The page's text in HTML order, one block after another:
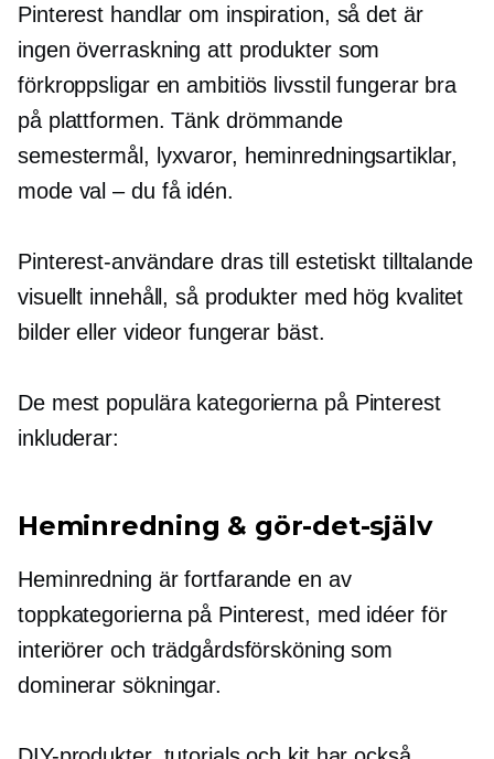
Pinterest handlar om inspiration, så det är
ingen överraskning att produkter som
förkroppsligar en ambitiös livsstil fungerar bra
på plattformen. Tänk drömmande
semestermål, lyxvaror, heminredningsartiklar,
mode val – du få idén.
Pinterest-användare dras till estetiskt tilltalande
visuellt innehåll, så produkter med hög kvalitet
bilder eller videor fungerar bäst.
De mest populära kategorierna på Pinterest
inkluderar:
Heminredning & gör-det-själv
Heminredning är fortfarande en av
toppkategorierna på Pinterest, med idéer för
interiörer och trädgårdsförsköning som
dominerar sökningar.